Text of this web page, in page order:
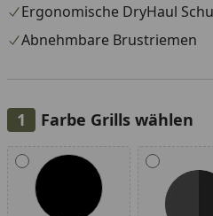
Ergonomische DryHaul
Abnehmbare Brustriemen
Farbe Grills wählen
Alle anzeigen (3)